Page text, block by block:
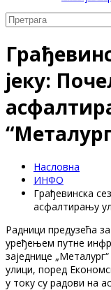
јеку:
Насловна
ИНФО
Грађевинска
асфалтирању
Радници предузећа
уређењем путне
заједнице
улици, поред
у току су радови на